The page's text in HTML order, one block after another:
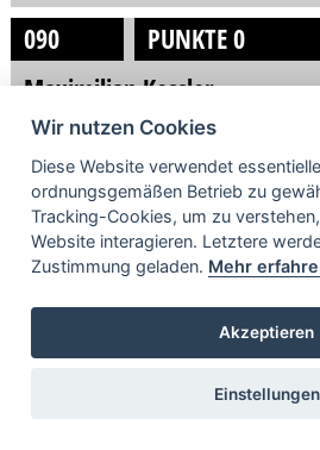
090
PUNKTE 0
Maximilian Kessler
Kein Team
MSC Bestensee e.V.
091
PUNKTE 0
Jakob Rosenau
Kein Team
PUNKTE 0
Wir nutzen Cookies
Diese Website verwendet
ordnungsgemäßen Betrieb zu
Tracking-Cookies, um zu
Website interagieren. Letztere
Zustimmung geladen. Mehr
Akzeptieren
Einstellungen